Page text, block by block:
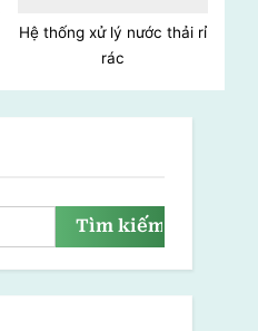
Hệ thống xử lý nước thải rỉ
rác